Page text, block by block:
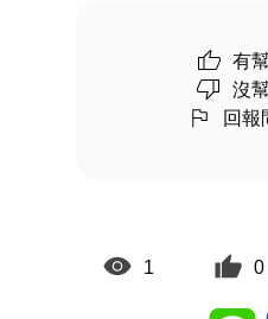
有
沒
回報
1 0